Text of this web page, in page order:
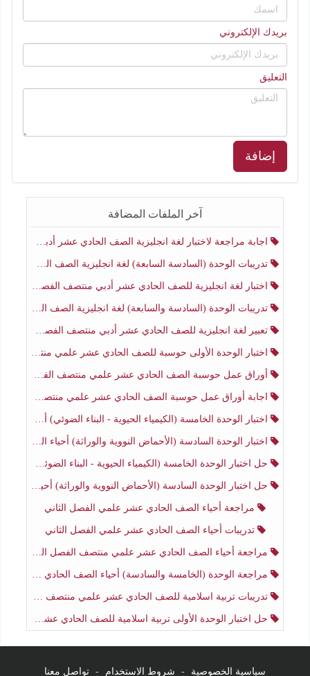
بريدك الإلكتروني
التعليق
إضافة
آخر الملفات المضافة
اجابة مراجعة لاختبار لغة انجليزية الصف الحادي عشر أدبي منتصف الفصل الثاني
تدريبات الوحدة (السادسة السابعة) لغة انجليزية الصف الحادي عشر أدبي منتصف الفصل الثاني
اختبار لغة انجليزية للصف الحادي عشر أدبي منتصف الفصل الثاني
تدريبات الوحدة (السادسة والسابعة) لغة انجليزية الصف الحادي عشر أدبي الفصل الثاني
تعبير لغة انجليزية للصف الحادي عشر أدبي منتصف الفصل الثاني
اختبار الوحدة الأولى حوسبة للصف الحادي عشر علمي منتصف الفصل الثاني
أوراق عمل حوسبة الصف الحادي عشر علمي منتصف الفصل الثاني
اجابة أوراق عمل حوسبة الصف الحادي عشر علمي منتصف الفصل الثاني
اختبار الوحدة الخامسة (الكيمياء الحيوية - البناء الضوئي) أحياء الصف الحادي عشر علمي الفصل الثاني
اختبار الوحدة السادسة (الأحماض النووية والوراثة) أحياء الصف الحادي عشر علمي منتصف الفصل الثاني
حل اختبار الوحدة الخامسة (الكيمياء الحيوية - البناء الضوئي) أحياء الصف الحادي عشر علمي الفصل الثاني
حل اختبار الوحدة السادسة (الأحماض النووية والوراثة) أحياء الصف الحادي عشر علمي منتصف الفصل الثاني
مراجعة أحياء الصف الحادي عشر علمي الفصل الثاني
تدريبات أحياء الصف الحادي عشر علمي الفصل الثاني
مراجعة أحياء الصف الحادي عشر علمي منتصف الفصل الثاني
مراجعة الوحدة (الخامسة والسادسة) أحياء الصف الحادي عشر علمي منتصف الفصل الثاني
تدريبات تربية اسلامية للصف الحادي عشر علمي منتصف الفصل الثاني
حل اختبار الوحدة الأولى تربية اسلامية للصف الحادي عشر علمي منتصف الفصل الثاني
سياسية الخصوصية - شروط الاستخدام - تواصل معنا